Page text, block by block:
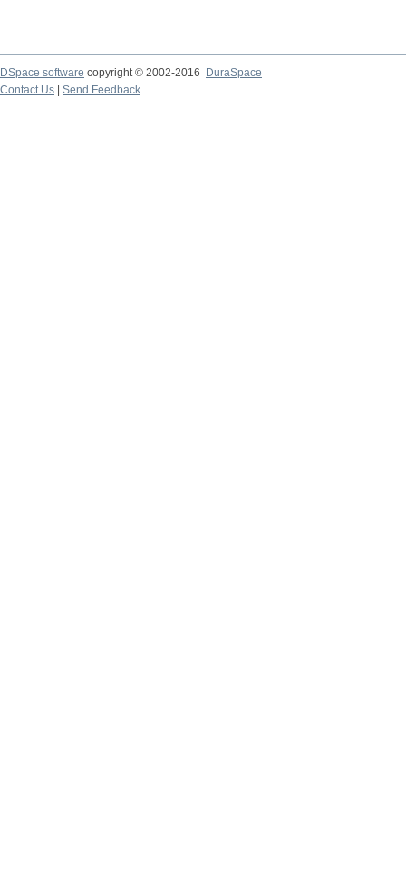
DSpace software copyright © 2002-2016
DuraSpace
Contact Us
Send Feedback